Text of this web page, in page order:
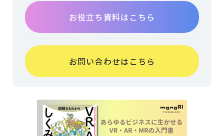
お役立ち資料はこちら
お問い合わせはこちら